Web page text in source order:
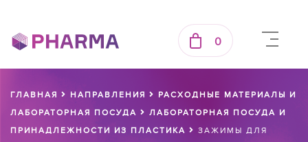
0
ГЛАВНАЯ НАПРАВЛЕНИЯ
РАСХОДНЫЕ МАТЕРИАЛЫ И
ЛАБОРАТОРНАЯ ПОСУДА
ЛАБОРАТОРНАЯ ПОСУДА И
ПРИНАДЛЕЖНОСТИ ИЗ ПЛАСТИКА
ЗАЖИМЫ ДЛЯ